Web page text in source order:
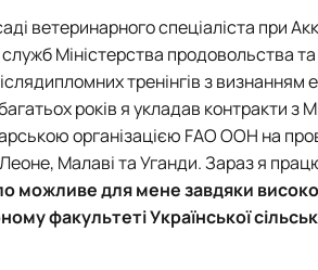
ветеринарного спеціаліста при
Міністерства продовольства та
тренінгів з
років я укладав контракти
організацією FAO ООН на
Малаві та Уганди. Зараз я
можливе для мене завдяки
факультетіУкраїнської